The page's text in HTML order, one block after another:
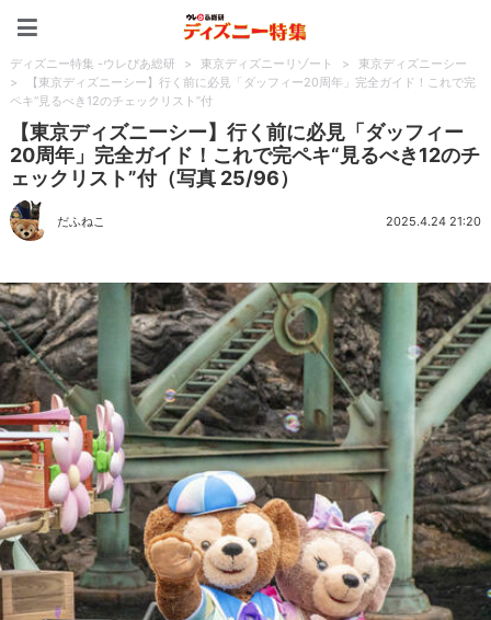
ディズニー特集 -ウレぴあ総研 > 東京ディズニーリゾート >
東京ディズニーシー
>
【東京ディズニーシー】行く前に必見「ダッフィー20周年」完全ガイド！これで完
ペキ“見るべき12のチェックリスト”付
【東京ディズニーシー】行く前に必見「ダッフィー
20周年」完全ガイド！これで完ペキ“見るべき12のチ
ェックリスト”付（写真 25/96）
だふねこ 2025.4.24 21:20